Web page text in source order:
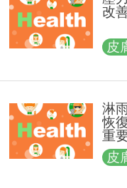
改
皮
淋
恢
重
皮